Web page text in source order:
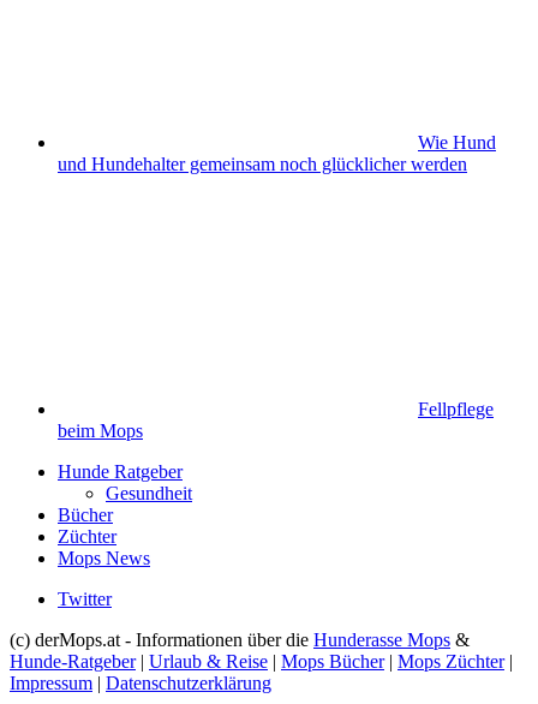
Wie Hund
und Hundehalter gemeinsam noch glücklicher werden
Fellpflege
beim Mops
Hunde Ratgeber
Gesundheit
Bücher
Züchter
Mops News
Twitter
(c) derMops.at - Informationen über die Hunderasse Mops &
Hunde-Ratgeber| Urlaub & Reise | Mops Bücher| Mops Züchter|
Impressum | Datenschutzerklärung